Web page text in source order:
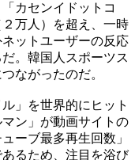
カセンイドットコ
万人）を超え、一時
ットユーザーの反応
。韓国人スポーツス
ながったのだ。
」を世界的にヒット
ン」が動画サイトの
ーブ最多再生回数」
るため、注目を浴び